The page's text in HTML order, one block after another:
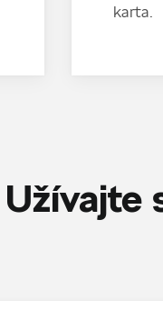
karta.
Užívajte